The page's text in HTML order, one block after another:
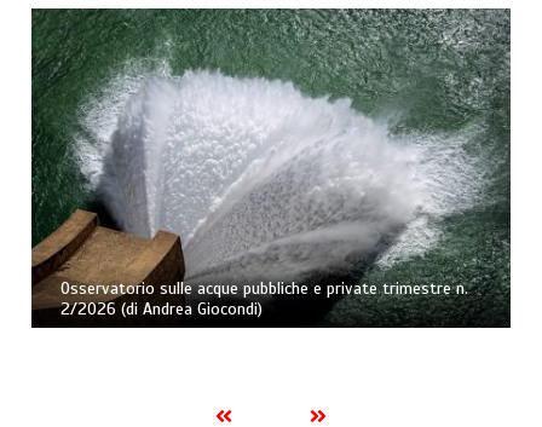
Osservatorio sulle acque pubbliche e private trimestre n.
2/2026 (di Andrea Giocondi)